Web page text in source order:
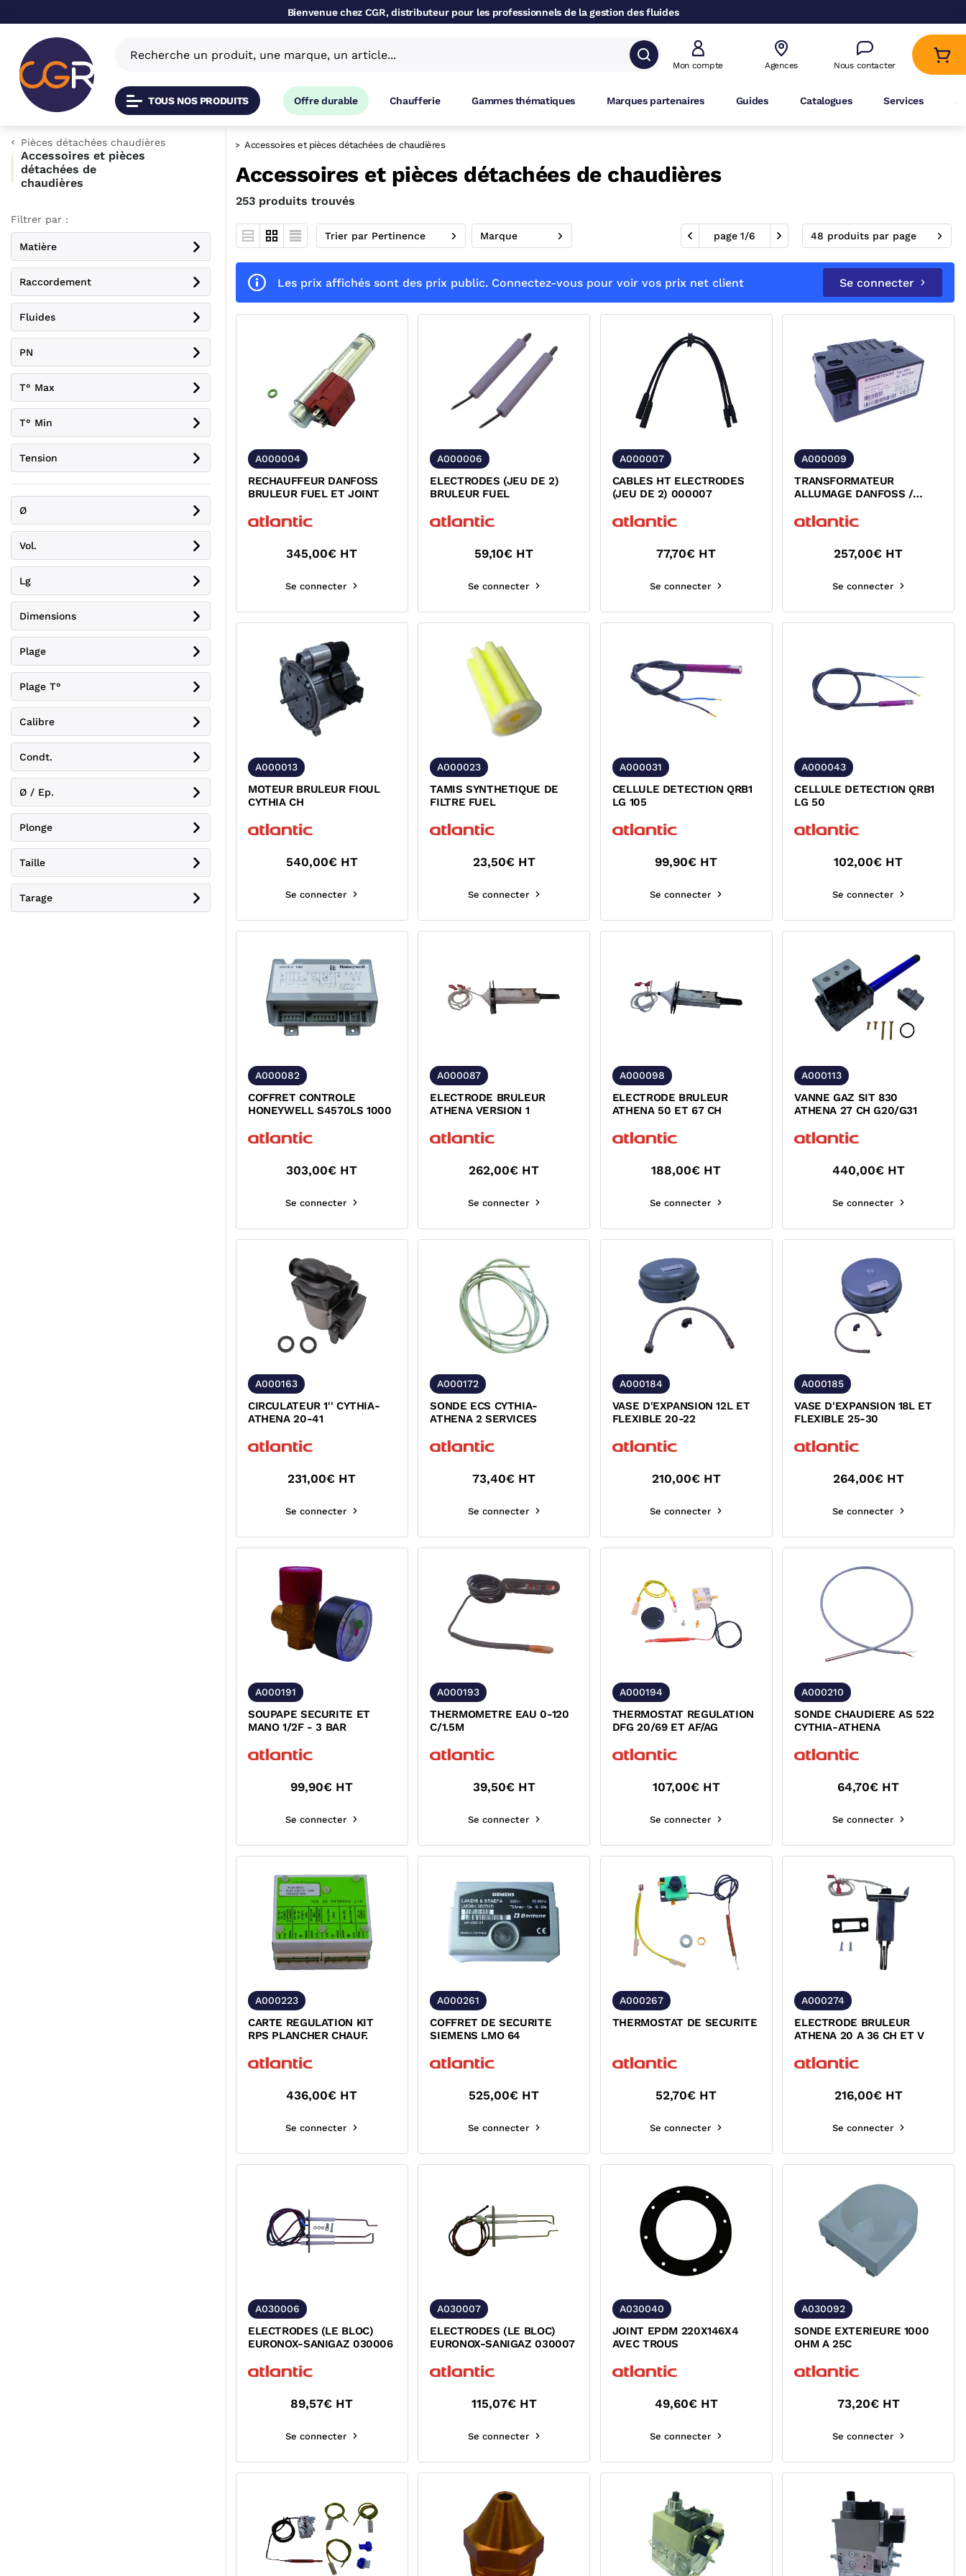
Bienvenue chez CGR, distributeur pour les professionnels de la gestion des fluides
Mon compte Agences Nous contacter
TOUS NOS PRODUITS Offre durable Chaufferie Gammes thématiques Marques partenaires Guides Catalogues Services
rafraîchissement Pièces détachées chaudières Accessoires et pièces détachées de chaudières
Accessoires et pièces détachées de chaudières
253 produits trouvés
Trier par Pertinence Marque page 1/6 48 produits par page
Pièces détachées chaudières
Accessoires et pièces
détachées de
chaudières
Filtrer par :
Matière
Raccordement
Fluides
PN
T° Max
T° Min
Tension
Ø
Vol.
Lg
Dimensions
Plage
Plage T°
Calibre
Condt.
Ø / Ep.
Plonge
Taille
Tarage
Les prix affichés sont des prix public. Connectez-vous pour voir vos prix net client Se connecter
A000004
RECHAUFFEUR DANFOSS
BRULEUR FUEL ET JOINT
345,00€ HT
Se connecter
A000006
ELECTRODES (JEU DE 2)
BRULEUR FUEL
59,10€ HT
Se connecter
A000007
CABLES HT ELECTRODES
(JEU DE 2) 000007
77,70€ HT
Se connecter
A000009
TRANSFORMATEUR
ALLUMAGE DANFOSS /
257,00€ HT
Se connecter
A000013
MOTEUR BRULEUR FIOUL
CYTHIA CH
540,00€ HT
Se connecter
A000023
TAMIS SYNTHETIQUE DE
FILTRE FUEL
23,50€ HT
Se connecter
A000031
CELLULE DETECTION QRB1
LG 105
99,90€ HT
Se connecter
A000043
CELLULE DETECTION QRB1
LG 50
102,00€ HT
Se connecter
A000082
COFFRET CONTROLE
HONEYWELL S4570LS 1000
303,00€ HT
Se connecter
A000087
ELECTRODE BRULEUR
ATHENA VERSION 1
262,00€ HT
Se connecter
A000098
ELECTRODE BRULEUR
ATHENA 50 ET 67 CH
188,00€ HT
Se connecter
A000113
VANNE GAZ SIT 830
ATHENA 27 CH G20/G31
440,00€ HT
Se connecter
A000163
CIRCULATEUR 1'' CYTHIA-
ATHENA 20-41
231,00€ HT
Se connecter
A000172
SONDE ECS CYTHIA-
ATHENA 2 SERVICES
73,40€ HT
Se connecter
A000184
VASE D'EXPANSION 12L ET
FLEXIBLE 20-22
210,00€ HT
Se connecter
A000185
VASE D'EXPANSION 18L ET
FLEXIBLE 25-30
264,00€ HT
Se connecter
A000191
SOUPAPE SECURITE ET
MANO 1/2F - 3 BAR
99,90€ HT
Se connecter
A000193
THERMOMETRE EAU 0-120
C/1.5M
39,50€ HT
Se connecter
A000194
THERMOSTAT REGULATION
DFG 20/69 ET AF/AG
107,00€ HT
Se connecter
A000210
SONDE CHAUDIERE AS 522
CYTHIA-ATHENA
64,70€ HT
Se connecter
A000223
CARTE REGULATION KIT
RPS PLANCHER CHAUF.
436,00€ HT
Se connecter
A000261
COFFRET DE SECURITE
SIEMENS LMO 64
525,00€ HT
Se connecter
A000267
THERMOSTAT DE SECURITE
52,70€ HT
Se connecter
A000274
ELECTRODE BRULEUR
ATHENA 20 A 36 CH ET V
216,00€ HT
Se connecter
A030006
ELECTRODES (LE BLOC)
EURONOX-SANIGAZ 030006
89,57€ HT
Se connecter
A030007
ELECTRODES (LE BLOC)
EURONOX-SANIGAZ 030007
115,07€ HT
Se connecter
A030040
JOINT EPDM 220X146X4
AVEC TROUS
49,60€ HT
Se connecter
A030092
SONDE EXTERIEURE 1000
OHM A 25C
73,20€ HT
Se connecter